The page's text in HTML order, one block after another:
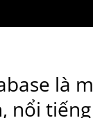
là
nổi